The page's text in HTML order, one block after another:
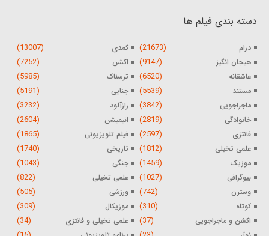
دسته بندی فیلم ها
درام (21673) کمدی (13007)
هیجان انگیز (9147) اکشن (7252)
عاشقانه (6520) ترسناک (5985)
مستند (5539) جنایی (5191)
ماجراجویی (3842) رازآلود (3232)
خانوادگی (2819) انیمیشن (2604)
فانتزی (2597) فیلم تلویزیونی (1865)
علمی تخیلی (1812) تاریخی (1740)
موزیک (1459) جنگی (1043)
بیوگرافی (1027) علمی تخیلی (822)
وسترن (742) ورزشی (505)
کوتاه (310) موزیکال (309)
اکشن و ماجراجویی (37) علمی تخیلی و فانتزی (34)